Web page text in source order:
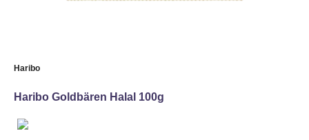
Haribo
Haribo Goldbären Halal 100g